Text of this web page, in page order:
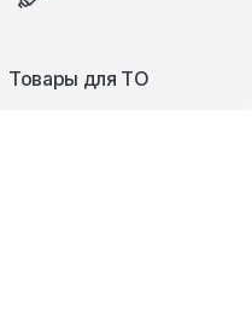
Товары для ТО